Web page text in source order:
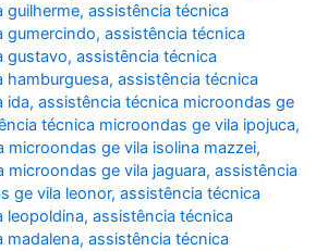
guilherme,assistência técnica
gumercindo,assistência técnica
gustavo,assistência técnica
hamburguesa,assistência técnica
ida,assistência técnica microondas ge
técnica microondas ge vila ipojuca,
microondas ge vila isolina mazzei,
microondas ge vila jaguara,assistência
ge vila leonor,assistência técnica
leopoldina,assistência técnica
madalena,assistência técnica